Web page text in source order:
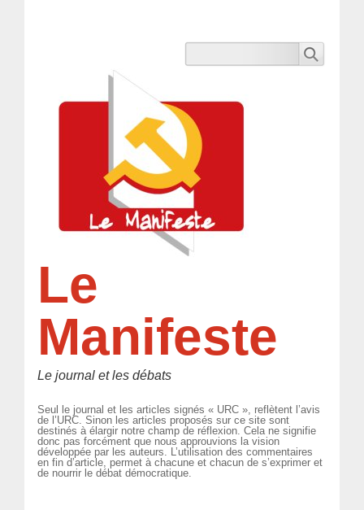
Le
Manifeste
Le journal et les débats
Seul le journal et les articles signés « URC », reflètent l’avis
de l’URC. Sinon les articles proposés sur ce site sont
destinés à élargir notre champ de réflexion. Cela ne signifie
donc pas forcément que nous approuvions la vision
développée par les auteurs. L’utilisation des commentaires
en fin d’article, permet à chacune et chacun de s’exprimer et
de nourrir le débat démocratique.